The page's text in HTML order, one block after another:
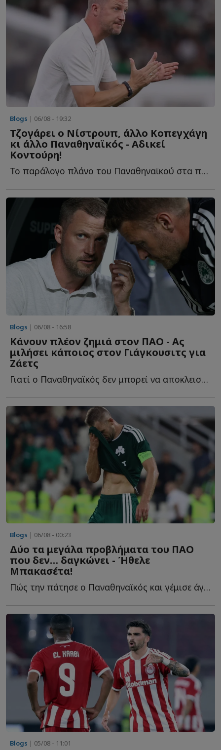
Blogs | 06/08 - 19:32
Τζογάρει ο Νίστρουπ, άλλο Κοπεγχάγη
κι άλλο Παναθηναϊκός - Αδικεί
Κοντούρη!
Το παράλογο πλάνο του Παναθηναϊκού στα προκριματικά, ο...
Blogs | 06/08 - 16:58
Κάνουν πλέον ζημιά στον ΠΑΟ - Ας
μιλήσει κάποιος στον Γιάγκουσιτς για
Ζάετς
Γιατί ο Παναθηναϊκός δεν μπορεί να αποκλειστεί από τ...
Blogs | 06/08 - 00:23
Δύο τα μεγάλα προβλήματα του ΠΑΟ
που δεν… δαγκώνει - Ήθελε
Μπακασέτα!
Πώς την πάτησε ο Παναθηναϊκός και γέμισε άγχος ενόψει τ...
Blogs | 05/08 - 11:01